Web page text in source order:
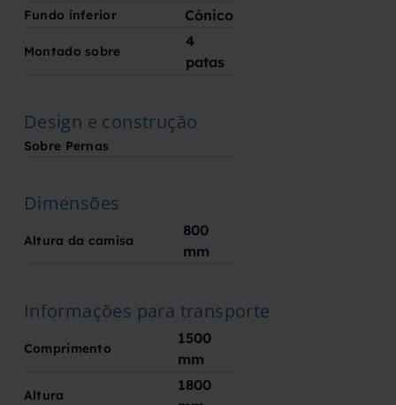
Fundo inferior Cónico
Montado sobre
4
patas
Design e construção
Sobre Pernas
Dimensões
Altura da camisa
800
mm
Informações para transporte
Comprimento
1500
mm
Altura
1800